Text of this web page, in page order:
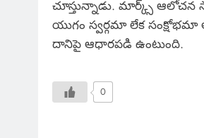
చూస్తున్నాడు. మార్క్స్
యుగం స్వర్గమా లేక
దానిపై ఆధారపడి ఉంటుంది.
0